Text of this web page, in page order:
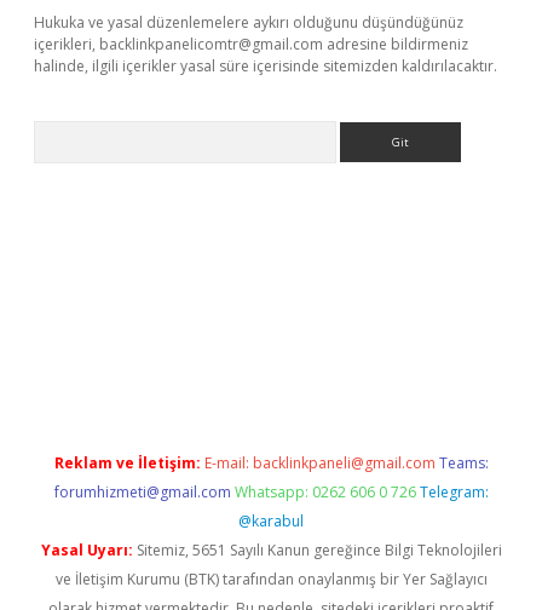
Hukuka ve yasal düzenlemelere aykırı olduğunu düşündüğünüz
içerikleri, backlinkpanelicomtr@gmail.com adresine bildirmeniz
halinde, ilgili içerikler yasal süre içerisinde sitemizden kaldırılacaktır.
Reklam ve İletişim: E-mail: backlinkpaneli@gmail.com Teams:
forumhizmeti@gmail.com Whatsapp: 0262 606 0 726 Telegram:
@karabul
Yasal Uyarı: Sitemiz, 5651 Sayılı Kanun gereğince Bilgi Teknolojileri
ve İletişim Kurumu (BTK) tarafından onaylanmış bir Yer Sağlayıcı